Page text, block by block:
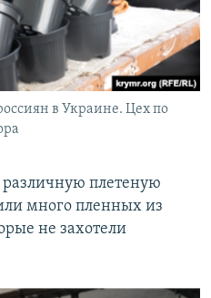
в Украине. Цех по
плетеную
много пленных из
не захотели